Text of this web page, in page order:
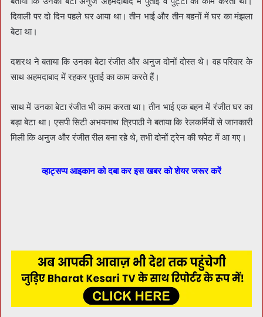
दिवाली पर दो दिन पहले घर आया था। तीन भाई और तीन बहनों में घर का मंझला
बेटा था।
दशरथ ने बताया कि उनका बेटा रंजीत और अनुज दोनों दोस्त थे। वह परिवार के
साथ अहमदाबाद में रहकर पुताई का काम करते हैं।
साथ में उनका बेटा रंजीत भी काम करता था। तीन भाई एक बहन में रंजीत घर का
बड़ा बेटा था। एसपी सिटी अभयनाथ त्रिपाठी ने बताया कि रेलकर्मियों से जानकारी
मिली कि अनुज और रंजीत रील बना रहे थे, तभी दोनों ट्रेन की चपेट में आ गए।
व्हाट्सप्प आइकान को दबा कर इस खबर को शेयर जरूर करें